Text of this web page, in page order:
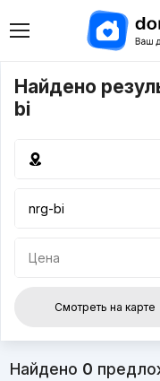
Найдено
bi
Цена
Смотреть на карте
Найдено 0